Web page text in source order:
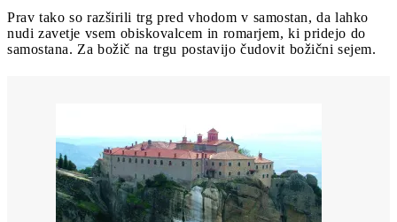
Prav tako so razširili trg pred vhodom v samostan, da lahko
nudi zavetje vsem obiskovalcem in romarjem, ki pridejo do
samostana. Za božič na trgu postavijo čudovit božični sejem.